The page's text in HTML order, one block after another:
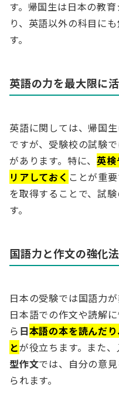
す。帰国生は日本の教
り、英語以外の科目に
す。
英語の力を最大限に
英語に関しては、帰国
ですが、受験校の試験
があります。特に、英
リアしておく ことが重
を取得することで、試
す。
国語力と作文の強化法
日本の受験では国語力
日本語での作文や読解
ら 日本語の本を読んだ
とが役立ちます。また
型作文では、自分の意
られます。